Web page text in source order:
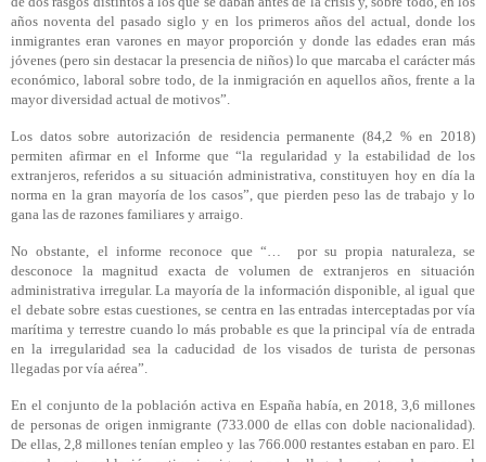
años noventa del pasado siglo y en los primeros años del actual, donde los
inmigrantes eran varones en mayor proporción y donde las edades eran más
jóvenes (pero sin destacar la presencia de niños) lo que marcaba el carácter más
económico, laboral sobre todo, de la inmigración en aquellos años, frente a la
mayor diversidad actual de motivos”.
Los datos sobre autorización de residencia permanente (84,2 % en 2018)
permiten afirmar en el Informe que “la regularidad y la estabilidad de los
extranjeros, referidos a su situación administrativa, constituyen hoy en día la
norma en la gran mayoría de los casos”, que pierden peso las de trabajo y lo
gana las de razones familiares y arraigo.
No obstante, el informe reconoce que “…
por su propia naturaleza, se
desconoce la magnitud exacta de volumen de extranjeros en situación
administrativa irregular. La mayoría de la información disponible, al igual que
el debate sobre estas cuestiones, se centra en las entradas interceptadas por vía
marítima y terrestre cuando lo más probable es que la principal vía de entrada
en la irregularidad sea la caducidad de los visados de turista de personas
llegadas por vía aérea”.
En el conjunto de la población activa en España había, en 2018, 3,6 millones
de personas de origen inmigrante (733.000 de ellas con doble nacionalidad).
De ellas, 2,8 millones tenían empleo y las 766.000 restantes estaban en paro. El